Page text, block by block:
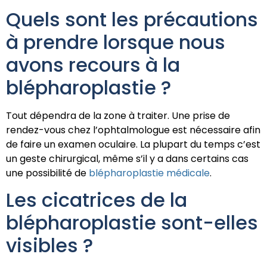
Quels sont les précautions
à prendre lorsque nous
avons recours à la
blépharoplastie ?
Tout dépendra de la zone à traiter. Une prise de
rendez-vous chez l’ophtalmologue est nécessaire afin
de faire un examen oculaire. La plupart du temps c’est
un geste chirurgical, même s’il y a dans certains cas
une possibilité de blépharoplastie médicale.
Les cicatrices de la
blépharoplastie sont-elles
visibles ?